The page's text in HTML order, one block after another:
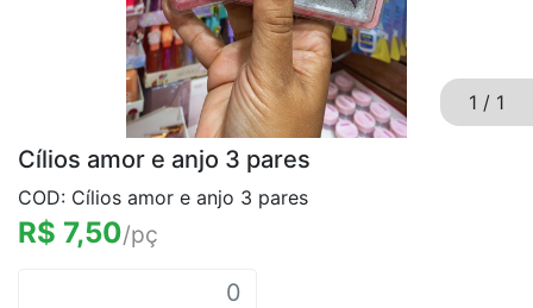
1 / 1
Cílios amor e anjo 3 pares
COD: Cílios amor e anjo 3 pares
R$ 7,50/pç